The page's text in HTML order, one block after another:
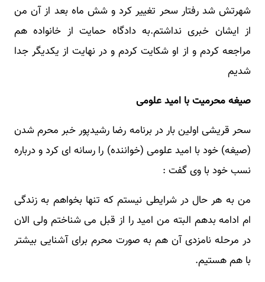
شهرتش شد رفتار سحر تغییر کرد و شش ماه بعد از آن من
از ایشان خبری نداشتم.به دادگاه حمایت از خانواده هم
مراجعه کردم و از او شکایت کردم و در نهایت از یکدیگر جدا
شدیم
صیغه محرمیت با امید علومی
سحر قریشی اولین بار در برنامه رضا رشیدپور خبر محرم شدن
(صیغه) خود با امید علومی (خواننده) را رسانه ای کرد و درباره
نسب خود با وی گفت :
من به هر حال در شرایطی نیستم که تنها بخواهم به زندگی
ام ادامه بدهم البته من امید را از قبل می شناختم ولی الان
در مرحله نامزدی آن هم به صورت محرم برای آشنایی بیشتر
با هم هستیم.